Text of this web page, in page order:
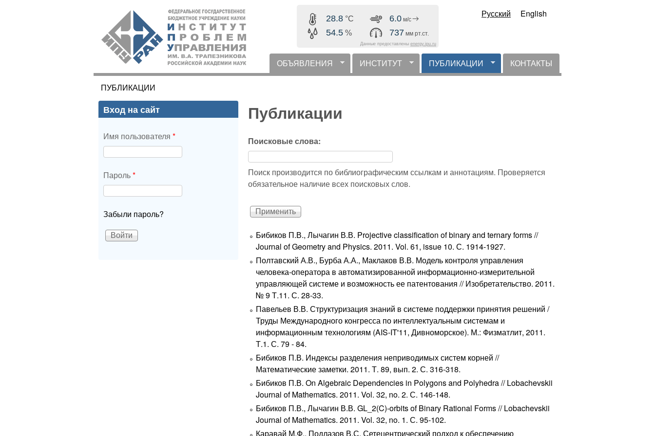
содержанию
ИПУ
РАН
28.8 °C
54.5 %
6.0 м/с
737 мм рт.ст.
Данные предоставлены energy.ipu.ru
Русский English
горизонтальное меню
ОБЪЯВЛЕНИЯ ИНСТИТУТ ПУБЛИКАЦИИ КОНТАКТЫ
Вы здесь
ПУБЛИКАЦИИ
Публикации
Поисковые слова:
Поиск производится по библиографическим ссылкам и аннотациям. Проверяется
обязательное наличие всех поисковых слов.
Бибиков П.В., Лычагин В.В. Projective classification of binary and ternary forms //
Journal of Geometry and Physics. 2011. Vol. 61, issue 10. С. 1914-1927.
Полтавский А.В., Бурба А.А., Маклаков В.В. Модель контроля управления
человека-оператора в автоматизированной информационно-измерительной
управляющей системе и возможность ее патентования // Изобретательство. 2011.
№ 9 Т.11. С. 28-33.
Павельев В.В. Структуризация знаний в системе поддержки принятия решений /
Труды Международного конгресса по интеллектуальным системам и
информационным технологиям (AIS-IT'11, Дивноморское). М.: Физматлит, 2011.
Т.1. С. 79 - 84.
Бибиков П.В. Индексы разделения неприводимых систем корней //
Математические заметки. 2011. Т. 89, вып. 2. С. 316-318.
Бибиков П.В. On Algebraic Dependencies in Polygons and Polyhedra // Lobachevskii
Journal of Mathematics. 2011. Vol. 32, no. 2. С. 146-148.
Бибиков П.В., Лычагин В.В. GL_2(C)-orbits of Binary Rational Forms // Lobachevskii
Journal of Mathematics. 2011. Vol. 32, no. 1. С. 95-102.
Каравай М.Ф., Подлазов В.С. Сетецентрический подход к обеспечению
Вход на сайт
Имя пользователя *
Пароль*
Забыли пароль?